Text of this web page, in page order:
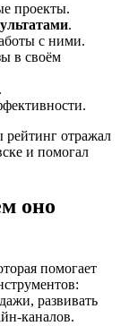
проекты.
.
с ними.
в своём
рейтинг отражал
и помогал
оно
помогает
развивать
каналов.